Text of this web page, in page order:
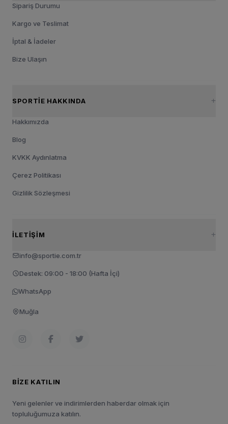
Sipariş Durumu
Kargo ve Teslimat
İptal & İadeler
Bize Ulaşın
SPORTIE HAKKINDA
Hakkımızda
Blog
KVKK Aydınlatma
Çerez Politikası
Gizlilik Sözleşmesi
İLETIŞIM
info@sportie.com.tr
Destek: 09:00 - 18:00 (Hafta İçi)
WhatsApp
Muğla
BIZE KATILIN
Yeni gelenler ve indirimlerden haberdar olmak için
topluluğumuza katılın.